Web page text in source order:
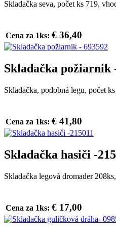
Skladačka seva, počet ks 719,
Cena za 1ks: € 36,40
Skladačka požiarnik
Skladačka, podobná legu, počet
Cena za 1ks: € 41,80
Skladačka hasiči -
Skladačka legová dromader
Cena za 1ks: € 17,00